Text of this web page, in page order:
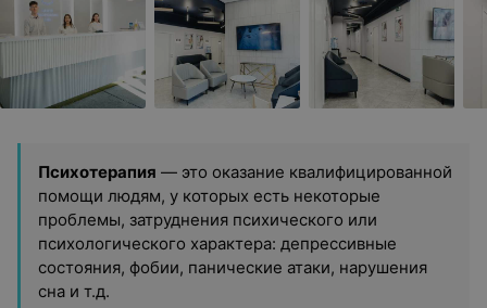
Психотерапия — это оказание квалифицированной
помощи людям, у которых есть некоторые
проблемы, затруднения психического или
психологического характера: депрессивные
состояния, фобии, панические атаки, нарушения
сна и т.д.